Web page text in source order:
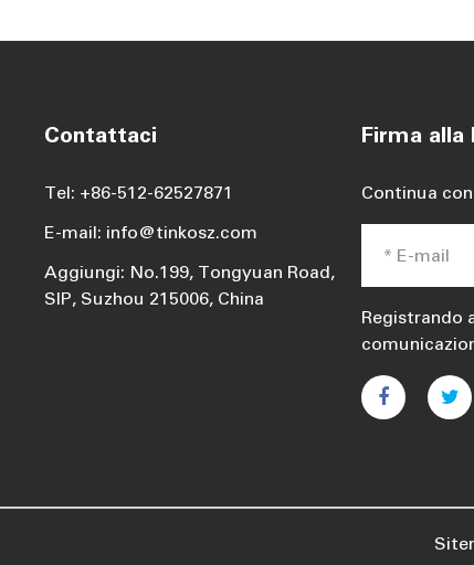
Contattaci
Tel: +86-512-62527871
E-mail: info@tinkosz.com
Aggiungi: No.199, Tongyuan Road,
SIP, Suzhou 215006, China
Firma alla
Continua
Registrando